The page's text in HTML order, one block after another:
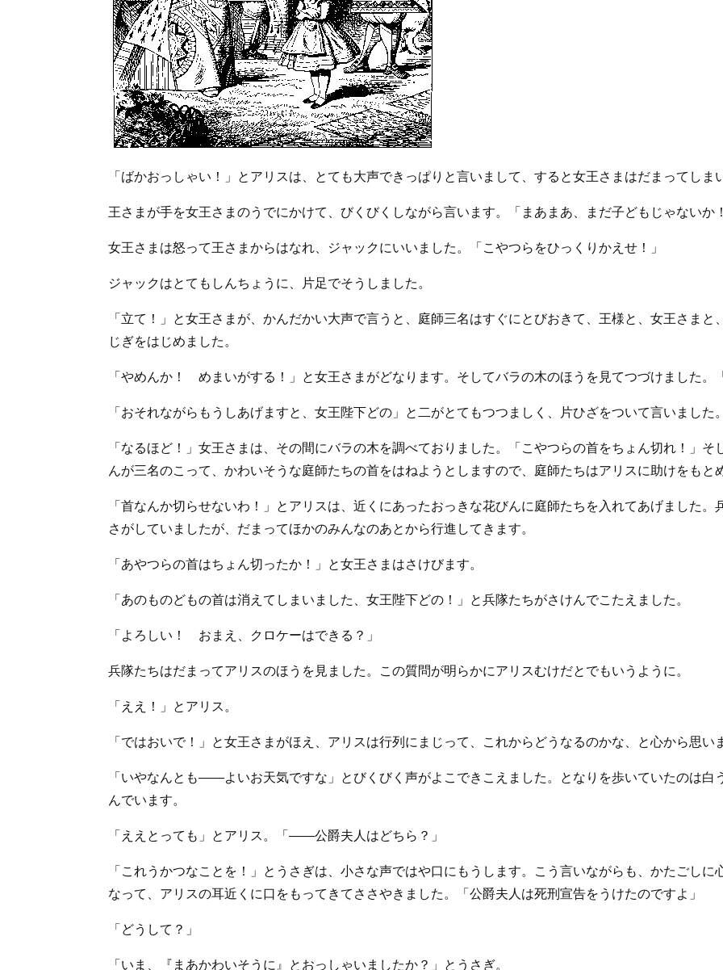
「ばかおっしゃい！」とアリスは、とても大声できっぱりと言いまして、すると女王さまはだまってしま
王さまが手を女王さまのうでにかけて、びくびくしながら言います。「まあまあ、まだ子どもじゃないか
女王さまは怒って王さまからはなれ、ジャックにいいました。「こやつらをひっくりかえせ！」
ジャックはとてもしんちょうに、片足でそうしました。
「立て！」と女王さまが、かんだかい大声で言うと、庭師三名はすぐにとびおきて、王様と、女王さま
じぎをはじめました。
「やめんか！ めまいがする！」と女王さまがどなります。そしてバラの木のほうを見てつづけました。
「おそれながらもうしあげますと、女王陛下どの」と二がとてもつつましく、片ひざをついて言いまし
「なるほど！」女王さまは、その間にバラの木を調べておりました。「こやつらの首をちょん切れ！」
んが三名のこって、かわいそうな庭師たちの首をはねようとしますので、庭師たちはアリスに助けをもと
「首なんか切らせないわ！」とアリスは、近くにあったおっきな花びんに庭師たちを入れてあげました
さがしていましたが、だまってほかのみんなのあとから行進してきます。
「あやつらの首はちょん切ったか！」と女王さまはさけびます。
「あのものどもの首は消えてしまいました、女王陛下どの！」と兵隊たちがさけんでこたえました。
「よろしい！ おまえ、クロケーはできる？」
兵隊たちはだまってアリスのほうを見ました。この質問が明らかにアリスむけだとでもいうように。
「ええ！」とアリス。
「ではおいで！」と女王さまがほえ、アリスは行列にまじって、これからどうなるのかな、と心から思い
「いやなんとも――よいお天気ですな」とびくびく声がよこできこえました。となりを歩いていたのは白
んでいます。
「ええとっても」とアリス。「――公爵夫人はどちら？」
「これうかつなことを！」とうさぎは、小さな声ではや口にもうします。こう言いながらも、かたごし
なって、アリスの耳近くに口をもってきてささやきました。「公爵夫人は死刑宣告をうけたのですよ」
「どうして？」
「いま、『まあかわいそうに』とおっしゃいましたか？」とうさぎ。